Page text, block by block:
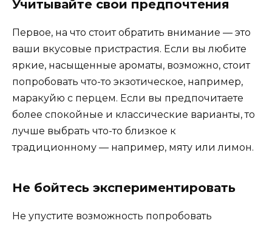
Учитывайте свои предпочтения
Первое, на что стоит обратить внимание — это
ваши вкусовые пристрастия. Если вы любите
яркие, насыщенные ароматы, возможно, стоит
попробовать что-то экзотическое, например,
маракуйю с перцем. Если вы предпочитаете
более спокойные и классические варианты, то
лучше выбрать что-то близкое к
традиционному — например, мяту или лимон.
Не бойтесь экспериментировать
Не упустите возможность попробовать